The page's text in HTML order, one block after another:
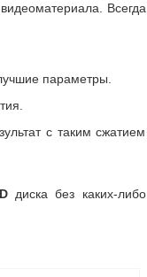
Всегда
параметры.
с таким сжатием
диска без каких-либо